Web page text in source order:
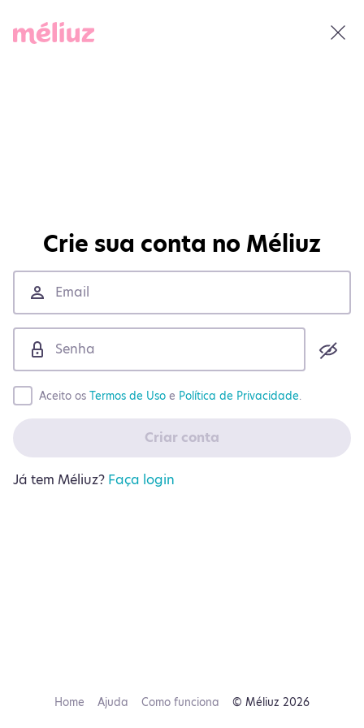
Crie sua conta no Méliuz
Aceito os Termos de Uso e Política de Privacidade.
Criar conta
Já tem Méliuz? Faça login
Home Ajuda Como funciona © Méliuz 2026